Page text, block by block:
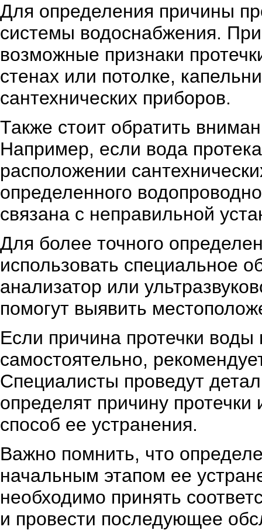
Для определения причины
системы водоснабжения.
возможные признаки
стенах или потолке,
сантехнических приборов.
Также стоит обратить
Например, если вода
расположении
определенного
связана с неправильной
Для более точного
использовать специальное
анализатор или
помогут выявить
Если причина протечки
самостоятельно,
Специалисты проведут
определят причину
способ ее устранения.
Важно помнить, что
начальным этапом ее
необходимо принять
и провести последующее